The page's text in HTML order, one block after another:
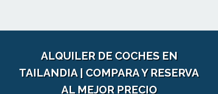
ALQUILER DE COCHES EN
TAILANDIA | COMPARA Y RESERVA
AL MEJOR PRECIO